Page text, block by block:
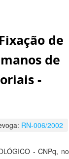
de
de
-
RN-006/2002
- CNPq, no